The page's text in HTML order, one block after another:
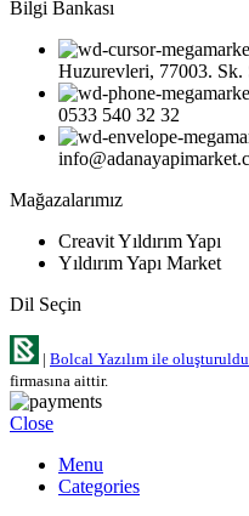
Bilgi Bankası
Huzurevleri, 77003. Sk.
0533 540 32 32
Mağazalarımız
Creavit Yıldırım Yapı
Yıldırım Yapı Market
Dil Seçin
| Bolcal Yazılım ile
firmasına aittir.
Close
Menu
Categories